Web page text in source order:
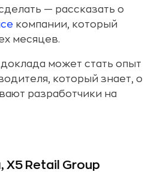
— рассказать о
компании, который
месяцев.
может стать опыт
который знает, о
разработчики на
Retail Group